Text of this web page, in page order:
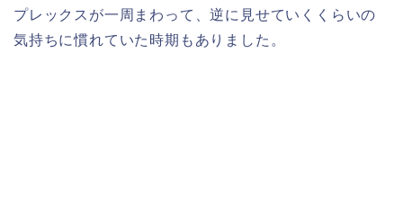
プレックスが一周まわって、逆に見せていくくらいの
気持ちに慣れていた時期もありました。